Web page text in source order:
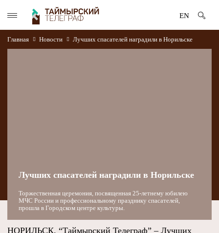
EN
Главная Новости Лучших спасателей наградили в Норильске
Лучших спасателей наградили в Норильске
Торжественная церемония, посвященная 25-летнему юбилею
МЧС России и профессиональному празднику спасателей,
прошла в Городском центре культуры.
НОРИЛЬСК. “Таймырский Телеграф” – Лучших